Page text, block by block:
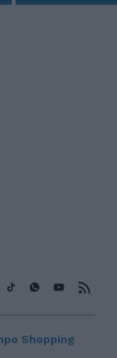
Shopping